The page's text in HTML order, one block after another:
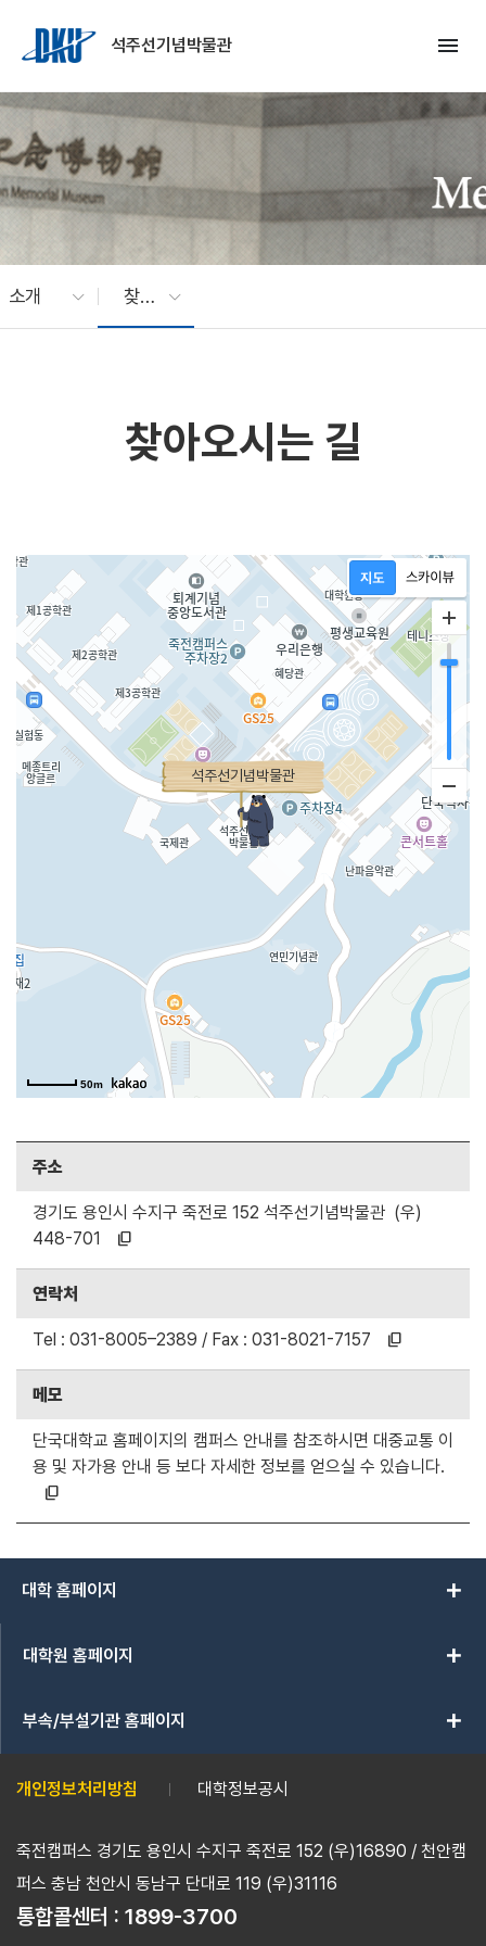
석주선기념박물관
menu
소개 찾아오시는 길
찾아오시는 길
석주선기념박물관
50m
주소
경기도 용인시 수지구 죽전로 152 석주선기념박물관 (우)
448-701
content_copy
연락처
Tel : 031-8005–2389 / Fax : 031-8021-7157 content_copy
메모
단국대학교 홈페이지의 캠퍼스 안내를 참조하시면 대중교통 이
용 및 자가용 안내 등 보다 자세한 정보를 얻으실 수 있습니다.
content_copy
대학 홈페이지 add
대학원 홈페이지 add
부속/부설기관 홈페이지 add
개인정보처리방침 대학정보공시
죽전캠퍼스 경기도 용인시 수지구 죽전로 152 (우)16890 / 천안캠
퍼스 충남 천안시 동남구 단대로 119 (우)31116
통합콜센터 : 1899-3700